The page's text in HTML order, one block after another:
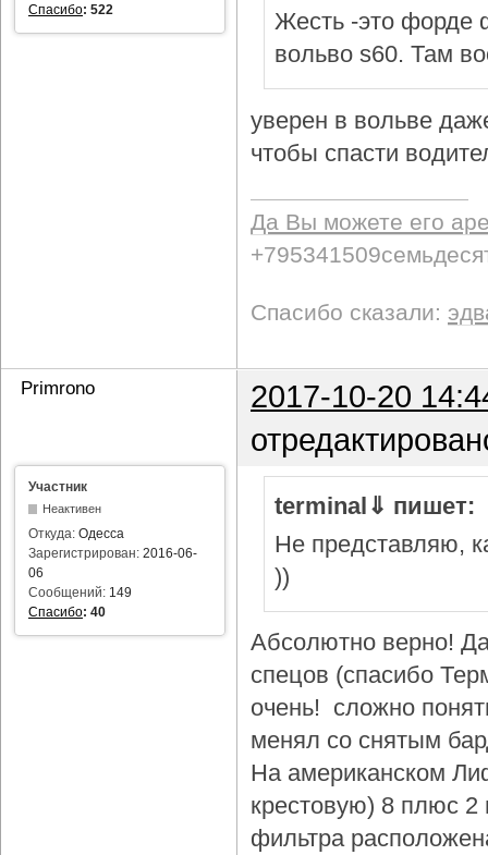
Спасибо: 522
Жесть -это форде
вольво s60. Там
уверен в вольве
чтобы спасти
Да Вы можете его
Спасибо сказали:
Primrono
2017-10-20
Участник
Неактивен
Откуда: Одесса
Зарегистрирован: 2016-06-
06
Сообщений: 149
Спасибо: 40
terminal⇓ пишет:
Не представляю,
))
Абсолютно верно!
спецов (спасибо
очень! сложно
менял со снятым
На американском
крестовую) 8 плюс 2
фильтра